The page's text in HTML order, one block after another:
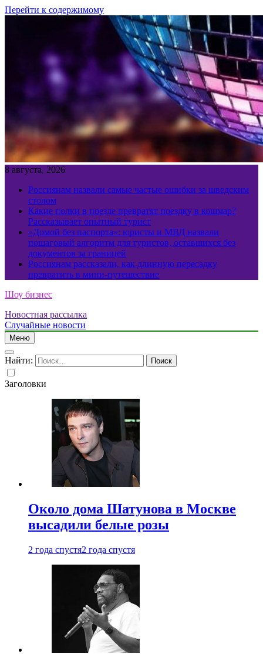
Перейти к содержимому
8 августа, 2026
Россиянам назвали самые частые ошибки за шведским
столом
Какие полки в поезде превратят поездку в кошмар?
Рассказывает опытный турист
«Домой без паспорта»: юристы и МВД назвали
пошаговый алгоритм для туристов, оставшихся без
документов за границей
Россиянам рассказали, как длинную пересадку
превратить в мини-путешествие
Шоу бизнес
Новостная рассылка
Случайные новости
Меню
Найти:
Заголовки
Около дома Шатунова в Москве
высадили белые розы
2 года спустя2 года спустя